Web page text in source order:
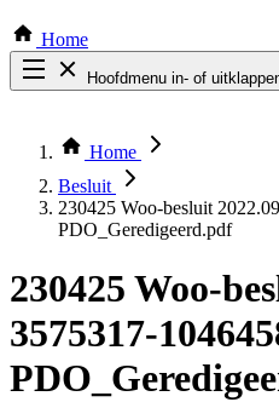
Home
Hoofdmenu in- of
Thema COVID-19
Bekijk per bestuursorgaan
Home
Besluit
230425 Woo-besluit
PDO_Geredigeerd.pdf
230425 Woo-
3575317-